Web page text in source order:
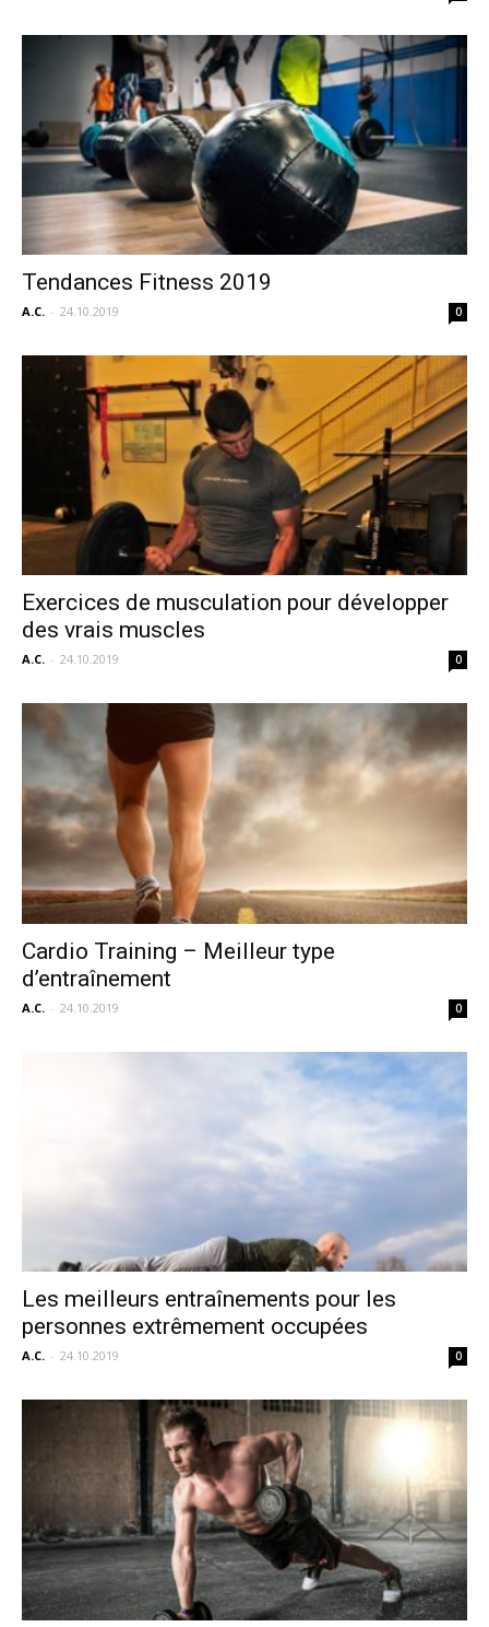
Tendances Fitness 2019
A.C. - 24.10.2019 0
Exercices de musculation pour développer
des vrais muscles
A.C. - 24.10.2019 0
Cardio Training – Meilleur type
d’entraînement
A.C. - 24.10.2019 0
Les meilleurs entraînements pour les
personnes extrêmement occupées
A.C. - 24.10.2019 0